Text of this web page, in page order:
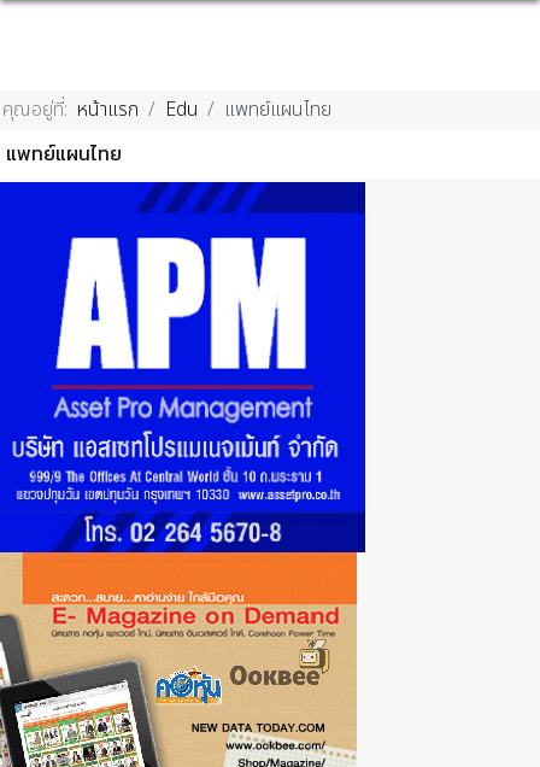
คุณอยู่ที่: หน้าแรก Edu
แพทย์แผนไทย
แพทย์แผนไทย